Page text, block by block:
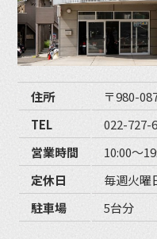
住所
〒980-
TEL
022-727-
営業時間
10:00〜
定休日
毎週火曜
駐車場
5台分